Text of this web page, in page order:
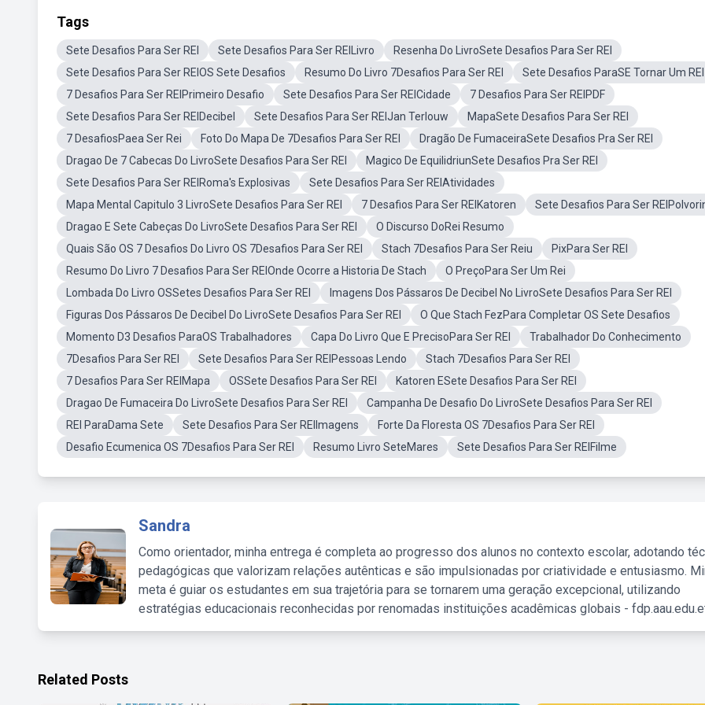
Tags
Sete Desafios Para Ser REI Sete Desafios Para Ser REILivro
Resenha Do LivroSete Desafios Para Ser REI
Sete Desafios Para Ser REIOS Sete Desafios
Resumo Do Livro 7Desafios Para Ser REI
Sete Desafios ParaSE Tornar Um REI
7 Desafios Para Ser REIPrimeiro Desafio
Sete Desafios Para Ser REICidade
7 Desafios Para Ser REIPDF
Sete Desafios Para Ser REIDecibel
Sete Desafios Para Ser REIJan Terlouw
MapaSete Desafios Para Ser REI
7 DesafiosPaea Ser Rei
Foto Do Mapa De 7Desafios Para Ser REI
Dragão De FumaceiraSete Desafios Pra Ser REI
Dragao De 7 Cabecas Do LivroSete Desafios Para Ser REI
Magico De EquilidriunSete Desafios Pra Ser REI
Sete Desafios Para Ser REIRoma's Explosivas
Sete Desafios Para Ser REIAtividades
Mapa Mental Capitulo 3 LivroSete Desafios Para Ser REI
7 Desafios Para Ser REIKatoren
Sete Desafios Para Ser
Dragao E Sete Cabeças Do LivroSete Desafios Para Ser REI
O Discurso DoRei Resumo
Quais São OS 7 Desafios Do Livro OS 7Desafios Para Ser REI
Stach 7Desafios Para Ser Reiu
PixPara Ser REI
Resumo Do Livro 7 Desafios Para Ser REIOnde Ocorre a Historia De Stach
O PreçoPara Ser Um Rei
Lombada Do Livro OSSetes Desafios Para Ser REI
Imagens Dos Pássaros De Decibel No LivroSete Desafios Para Ser REI
Figuras Dos Pássaros De Decibel Do LivroSete Desafios Para Ser REI
O Que Stach FezPara Completar OS Sete Desafios
Momento D3 Desafios ParaOS Trabalhadores
Capa Do Livro Que E PrecisoPara Ser REI
Trabalhador Do Conhecimento
7Desafios Para Ser REI
Sete Desafios Para Ser REIPessoas Lendo
Stach 7Desafios Para Ser REI
7 Desafios Para Ser REIMapa
OSSete Desafios Para Ser REI
Katoren ESete Desafios Para Ser REI
Dragao De Fumaceira Do LivroSete Desafios Para Ser REI
Campanha De Desafio Do LivroSete Desafios Para Ser REI
REI ParaDama Sete
Sete Desafios Para Ser REIImagens
Forte Da Floresta OS 7Desafios Para Ser REI
Desafio Ecumenica OS 7Desafios Para Ser REI
Resumo Livro SeteMares Sete Desafios Para Ser REIFilme
Sandra
Como orientador, minha entrega é completa ao progresso dos alunos no contexto escolar, adotando
pedagógicas que valorizam relações autênticas e são impulsionadas por criatividade e entusiasmo.
meta é guiar os estudantes em sua trajetória para se tornarem uma geração excepcional, utilizando
estratégias educacionais reconhecidas por renomadas instituições acadêmicas globais -
Related Posts